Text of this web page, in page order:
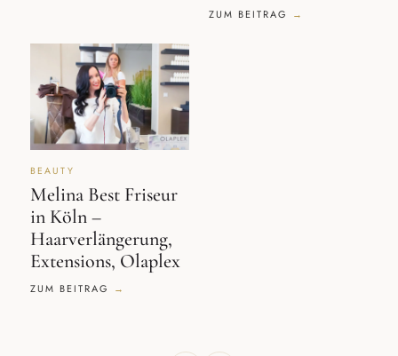
ZUM BEITRAG
BEAUTY
Melina Best Friseur
in Köln –
Haarverlängerung,
Extensions, Olaplex
ZUM BEITRAG